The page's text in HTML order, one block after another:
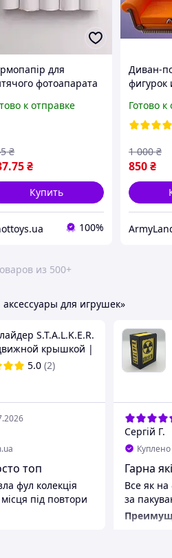
для
фотоапарата
57*25 мм, уп.
к отправке
.75₴
₴
Купить
100%
Диван-
фигурок
Готово к
850 ₴
1 000 ₴
из 500+
для игрушек»
S.T.A.L.K.E.R.
крышкой |
| Кейс для карт
5.0 (2)
топ
фул колекція
під повтори
Сергій Г.
Гарна
Все як
за
Тепер